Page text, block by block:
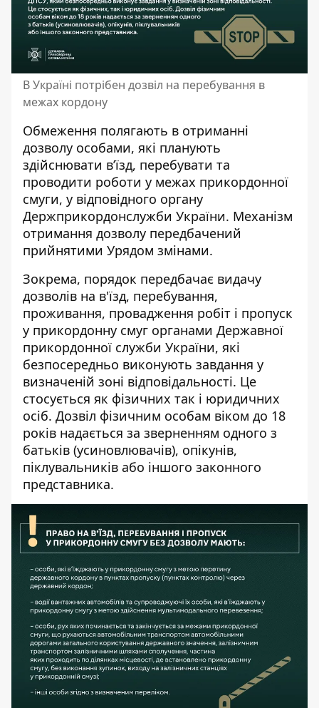
В Україні потрібен дозвіл на перебування в
межах кордону
Обмеження полягають в отриманні
дозволу особами, які планують
здійснювати в’їзд, перебувати та
проводити роботи у межах прикордонної
смуги, у відповідного органу
Держприкордонслужби України. Механізм
отримання дозволу передбачений
прийнятими Урядом змінами.
Зокрема, порядок передбачає видачу
дозволів на в'їзд, перебування,
проживання, провадження робіт і пропуск
у прикордонну смуг органами Державної
прикордонної служби України, які
безпосередньо виконують завдання у
визначеній зоні відповідальності. Це
стосується як фізичних так і юридичних
осіб. Дозвіл фізичним особам віком до 18
років надається за зверненням одного з
батьків (усиновлювачів), опікунів,
піклувальників або іншого законного
представника.